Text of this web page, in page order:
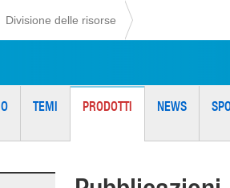
Divisione delle risorse
TEMI PRODOTTI NEWS